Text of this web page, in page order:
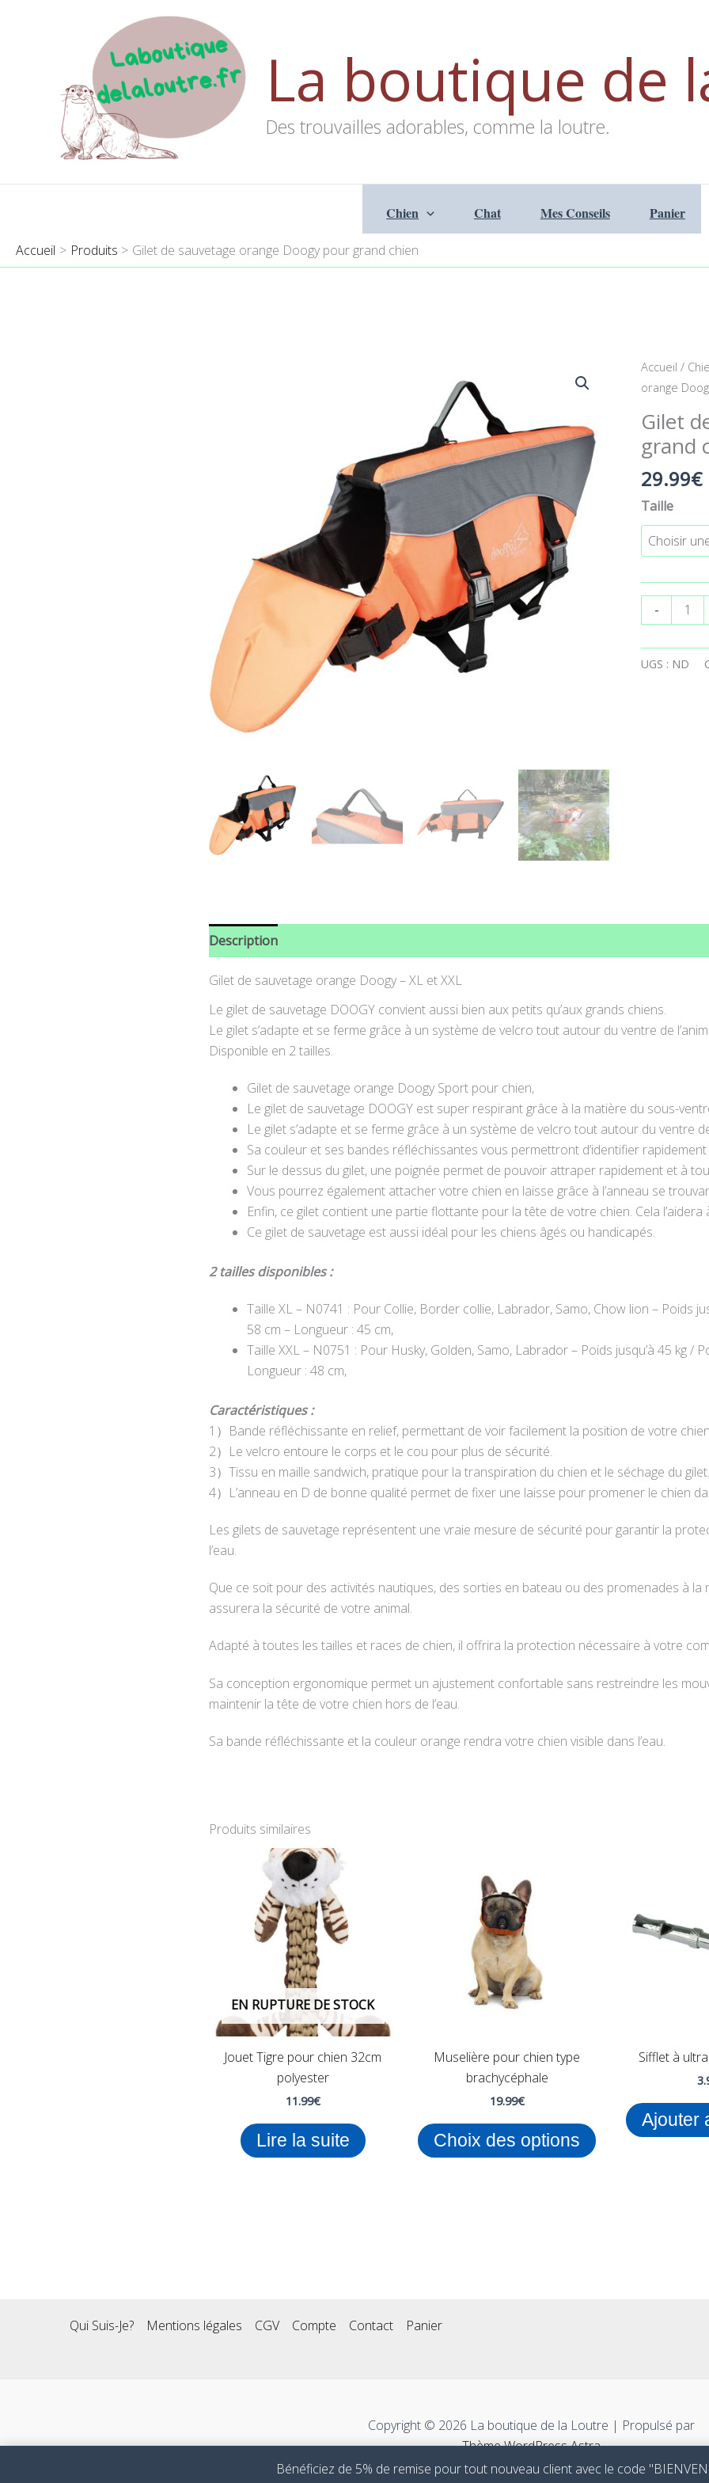
Bénéficiez de 5% de remise pour tout nouveau client avec le code
La boutique de
Des trouvailles adorables, comme la loutre.
Chien Chat Mes Conseils Panier
Accueil Produits Gilet de sauvetage orange Doogy pour grand chien
Accueil /
orange
Gilet
grand
29.99€
Taille
-
quantité
de
de
sauvetage
orange
Doogy
pour
grand
chien
UGS : ND
Description
Gilet de sauvetage orange Doogy – XL et XXL
Le gilet de sauvetage DOOGY convient aussi bien aux petits qu’aux grands chiens.
Le gilet s’adapte et se ferme grâce à un système de velcro tout autour du ventre de
Disponible en 2 tailles.
Gilet de sauvetage orange Doogy Sport pour chien,
Le gilet de sauvetage DOOGY est super respirant grâce à la matière du sous-
Le gilet s’adapte et se ferme grâce à un système de velcro tout autour du ventre
Sa couleur et ses bandes réfléchissantes vous permettront d’identifier
Sur le dessus du gilet, une poignée permet de pouvoir attraper rapidement et à
Vous pourrez également attacher votre chien en laisse grâce à l’anneau se
Enfin, ce gilet contient une partie flottante pour la tête de votre chien. Cela l’aidera
Ce gilet de sauvetage est aussi idéal pour les chiens âgés ou handicapés.
2 tailles disponibles :
Taille XL – N0741 : Pour Collie, Border collie, Labrador, Samo, Chow lion – Poids
58 cm – Longueur : 45 cm,
Taille XXL – N0751 : Pour Husky, Golden, Samo, Labrador – Poids jusqu’à 45 kg /
Longueur : 48 cm,
Caractéristiques :
1）Bande réfléchissante en relief, permettant de voir facilement la position de votre chien
2）Le velcro entoure le corps et le cou pour plus de sécurité.
3）Tissu en maille sandwich, pratique pour la transpiration du chien et le séchage du gilet.
4）L’anneau en D de bonne qualité permet de fixer une laisse pour promener le chien
Les gilets de sauvetage représentent une vraie mesure de sécurité pour garantir la
l’eau.
Que ce soit pour des activités nautiques, des sorties en bateau ou des promenades à la
assurera la sécurité de votre animal.
Adapté à toutes les tailles et races de chien, il offrira la protection nécessaire à votre
Sa conception ergonomique permet un ajustement confortable sans restreindre les
maintenir la tête de votre chien hors de l’eau.
Sa bande réfléchissante et la couleur orange rendra votre chien visible dans l’eau.
Produits similaires
EN RUPTURE DE STOCK
Jouet Tigre pour chien 32cm
polyester
11.99€
Lire la suite
Muselière pour chien type
brachycéphale
19.99€
Choix des options
plusieurs
variations.
produit
Sifflet à
Ajouter
Qui Suis-Je? Mentions légales CGV Compte Contact Panier
Copyright © 2026 La boutique de la Loutre | Propulsé par
Thème WordPress Astra